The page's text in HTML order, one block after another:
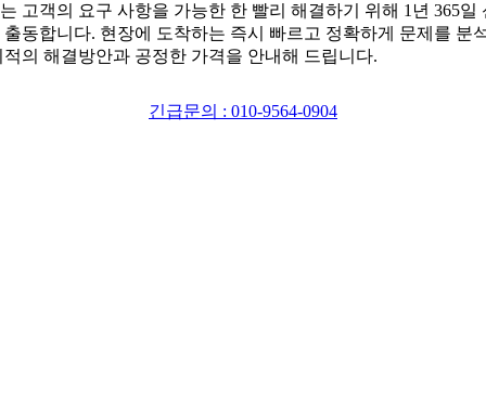
고객의 요구 사항을 가능한 한 빨리 해결하기 위해 1년 365일
출동합니다. 현장에 도착하는 즉시 빠르고 정확하게 문제를 분
적의 해결방안과 공정한 가격을 안내해 드립니다.
긴급문의 : 010-9564-0904